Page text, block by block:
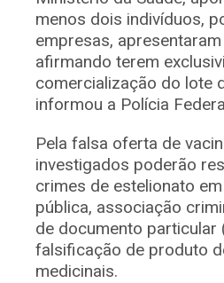
menos dois indivíduos,
empresas,
afirmando terem
comercialização do lote
informou a Polícia
Pela falsa oferta de
investigados poderão
crimes de estelionato
pública, associação
de documento particular
falsificação de produto
medicinais.